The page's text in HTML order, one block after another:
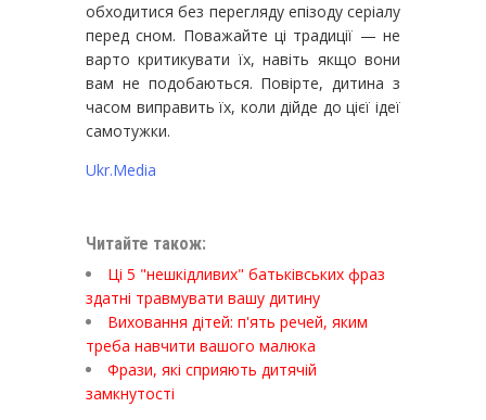
обходитися без перегляду епізоду серіалу
перед сном. Поважайте ці традиції — не
варто критикувати їх, навіть якщо вони
вам не подобаються. Повірте, дитина з
часом виправить їх, коли дійде до цієї ідеї
самотужки.
Ukr.Media
Читайте також:
Ці 5 "нешкідливих" батьківських фраз
здатні травмувати вашу дитину
Виховання дітей: п'ять речей, яким
треба навчити вашого малюка
Фрази, які сприяють дитячій
замкнутості